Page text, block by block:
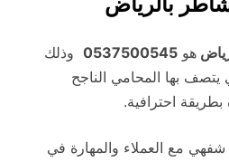
هو 0537500545 وذلك
يتصف بها المحامي الناجح
احترافية.
مع العملاء والمهارة في